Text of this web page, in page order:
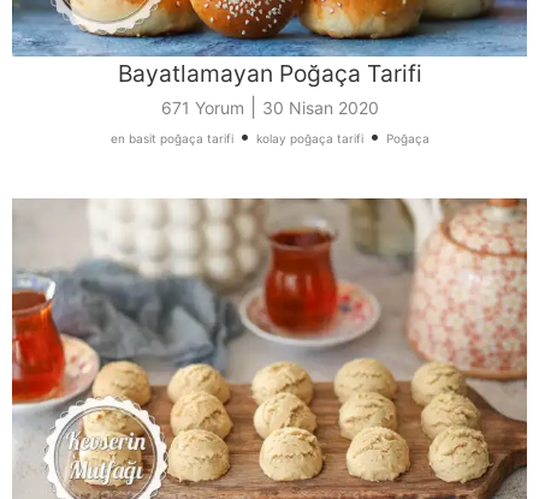
Bayatlamayan Poğaça Tarifi
671 Yorum 30 Nisan 2020
en basit poğaça tarifi• kolay poğaça tarifi• Poğaça